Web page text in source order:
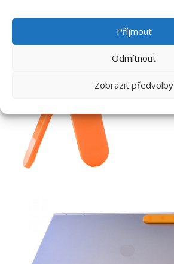
Příjmout
Odmítnout
Zobrazit předvolby